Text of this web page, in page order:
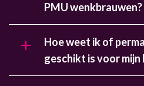
PMU wenkbrauwen?
Hoe weet ik of
geschikt is voor mijn